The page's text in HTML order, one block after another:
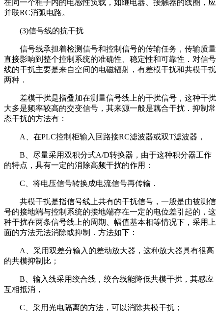
在同一个柜子内的电感性负载，如继电器、接触器的线圈，应
并联RC消弧电路。
(3)信号线的抗干扰
信号线承担着检测信号和控制信号的传输任务，传输质量
直接影响到整个控制系统的准确性、稳定性和可靠性．对信号
线的干扰主要是来自空间的电磁辐射，有差模干扰和共模干扰
两种．
差模干扰是指叠加在测量信号线上的干扰信号，这种干扰
大多是频率较高的交变信号，其来源一般是藕合干扰．抑制常
态干扰的方法有：
A、在PLC控制柜输入回路接RC滤波器或双T滤波器，
B、尽量采用双积分式A/D转换器，由于这种积分器工作
的特点，具有一定的消除高频干扰的作用：
C、将电压信号转换成电流信号再传输．
共模干扰是指信号线上共有的干扰信号，一般是由被测信
号的接地端与控制系统的接地端存在一定的电位差引起的，这
种干扰在两条信号线上的周期、幅值基本相等情况下，采用上
面的方法无法消除或抑制．方法如下：
A、采用双差分输入的差动放大器，这种放大器具有很高
的共模抑制比；
B、输入线采用绞合线，绞合线能降低共模干扰，其感应
互相抵消，
C、采用光电隔离的方法，可以消除共模干扰；